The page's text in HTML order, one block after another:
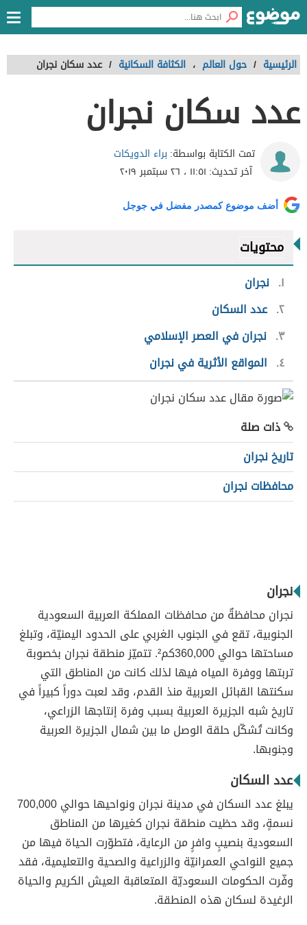
الرئيسية / حول العالم ، الكثافة السكانية / عدد سكان نجران
عدد سكان نجران
تمت الكتابة بواسطة: براء الدويكات
آخر تحديث: ١١:٥١ ، ٢٦ سبتمبر ٢٠١٩
أضف موضوع كمصدر مفضل في جوجل
محتويات
١ نجران
٢ عدد السكان
٣ نجران في العصر الإسلامي
٤
المواقع الأثرية في نجران
ذات صلة
تاريخ نجران
محافظات نجران
نجران
نجران محافظةٌ من محافظات المملكة العربية السعودية
الجنوبية، تقع في الجنوب الغربي على الحدود اليمنيّة، وتبلغ
مساحتها حوالي 360,000كم². تتميّز منطقة نجران بخصوبة
تربتها ووفرة المياه فيها لذلك كانت من المناطق التي
سكنتها القبائل العربية منذ القدم، وقد لعبت دوراً كبيراً في
تاريخ شبه الجزيرة العربية بسبب وفرة إنتاجها الزراعي،
وكانت تُشكّل حلقة الوصل ما بين شمال الجزيرة العربية
وجنوبها.
عدد السكان
يبلغ عدد السكان في مدينة نجران ونواحيها حوالي 700,000
نسمةٍ، وقد حظيت منطقة نجران كغيرها من المناطق
السعودية بنصيبٍ وافرٍ من الرعاية، فتطوّرت الحياة فيها من
جميع النواحي العمرانيّة والزراعية والصحية والتعليمية، فقد
وفّرت الحكومات السعوديّة المتعاقبة العيش الكريم والحياة
الرغيدة لسكان هذه المنطقة.